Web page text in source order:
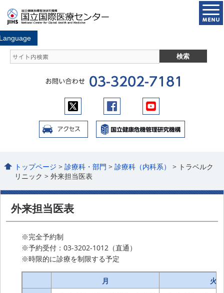
トップページ >診療科・部門 >診療科（内科系）
> トラベルク
リニック > 外来担当医表
外来担当医表
※完全予約制
※予約受付：03-3202-1012（直通）
※時限的に診療を制限する予定
月 火